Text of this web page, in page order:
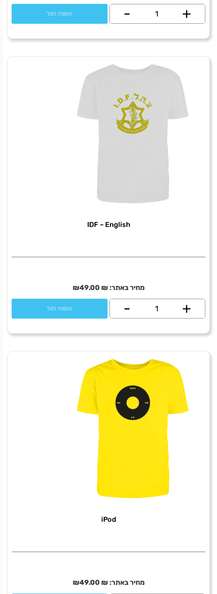
+
כמות
Still
- הוספה לסל
IDF – English
מחיר באתר:₪
₪49.00
+
כמות
-
- הוספה לסל
iPod
מחיר באתר:₪
₪49.00